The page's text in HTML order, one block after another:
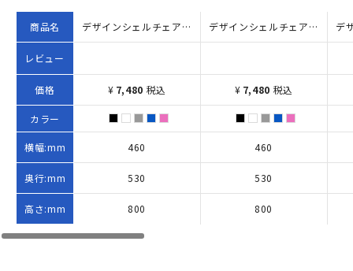
商品名
レビュー
価格
カラー
横幅:mm
奥行:mm
高さ:mm
デザインシェルチェアUR 木脚タイプ（W460×D530×H800）
¥ 7,480 税込
460
530
800
デザインシェルチェアUR スチール脚タイプ W460×D530×H800 ホワイト
¥ 7,480 税込
460
530
800